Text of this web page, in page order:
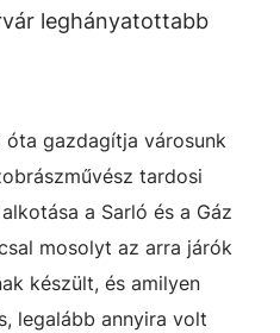
leghányatottabb
óta gazdagítja városunk
tardosi
a Sarló és a Gáz
mosolyt az arra járók
készült, és amilyen
legalább annyira volt